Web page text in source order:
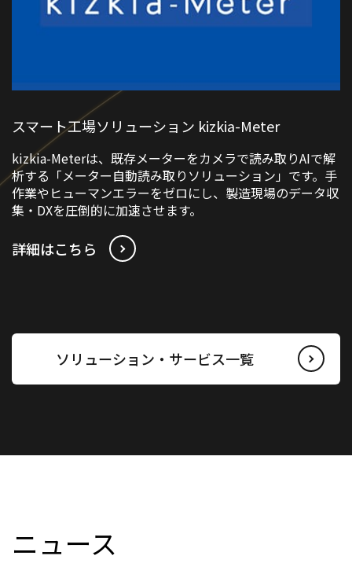
スマート工場ソリューション kizkia-Meter
kizkia-Meterは、既存メーターをカメラで読み取りAIで解
析する「メーター自動読み取りソリューション」です。手
作業やヒューマンエラーをゼロにし、製造現場のデータ収
集・DXを圧倒的に加速させます。
詳細はこちら
ソリューション・サービス一覧
ニュース